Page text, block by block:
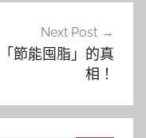
Next Post
節能囤脂」的真
相！